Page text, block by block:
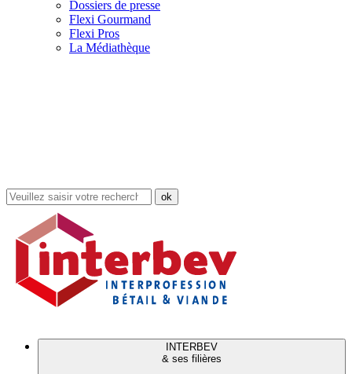
Dossiers de presse
Flexi Gourmand
Flexi Pros
La Médiathèque
Rechercher
dans
site
INTERBEV
& ses filières